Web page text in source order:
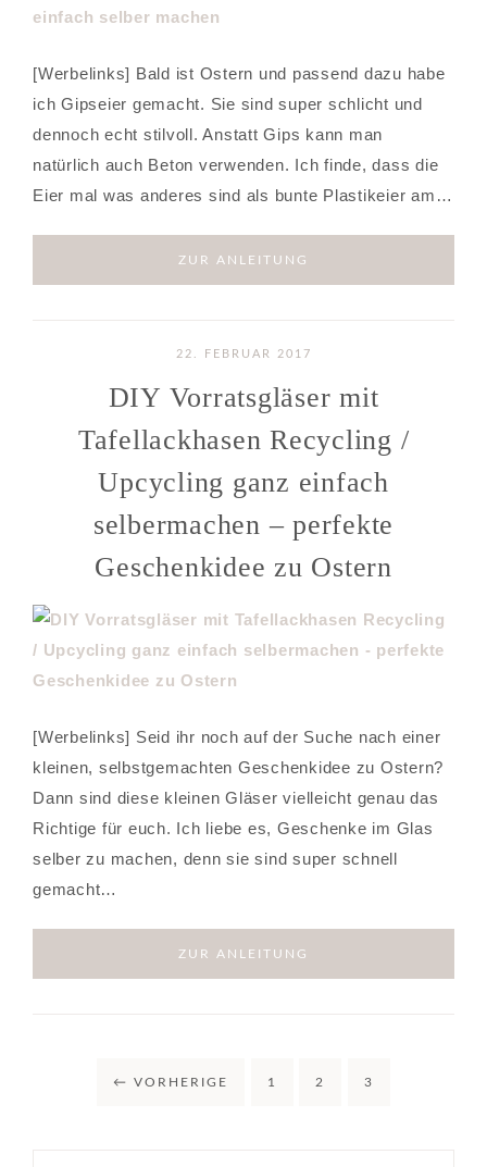
[Werbelinks] Bald ist Ostern und passend dazu habe
ich Gipseier gemacht. Sie sind super schlicht und
dennoch echt stilvoll. Anstatt Gips kann man
natürlich auch Beton verwenden. Ich finde, dass die
Eier mal was anderes sind als bunte Plastikeier am…
ZUR ANLEITUNG
22. FEBRUAR 2017
DIY Vorratsgläser mit
Tafellackhasen Recycling /
Upcycling ganz einfach
selbermachen – perfekte
Geschenkidee zu Ostern
[Werbelinks] Seid ihr noch auf der Suche nach einer
kleinen, selbstgemachten Geschenkidee zu Ostern?
Dann sind diese kleinen Gläser vielleicht genau das
Richtige für euch. Ich liebe es, Geschenke im Glas
selber zu machen, denn sie sind super schnell
gemacht…
ZUR ANLEITUNG
← VORHERIGE 1 2 3